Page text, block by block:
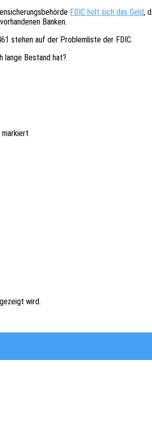
FDIC holt sich das Geld,
Banken.
stehen auf der Problem­lis­te der FDIC.
lange Bestand hat?
markiert
wird.